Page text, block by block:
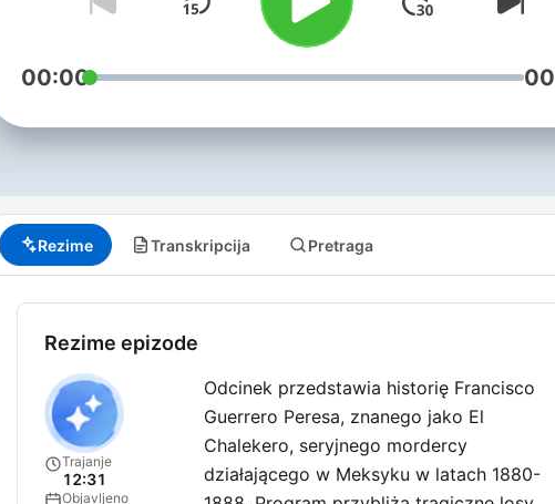
00:00
Rezime Transkripcija Pretraga
Rezime epizode
Trajanje
12:31
Objavljeno
Odcinek przedstawia historię Francisco
Guerrero Peresa, znanego jako El
Chalekero, seryjnego mordercy
działającego w Meksyku w latach 1880-